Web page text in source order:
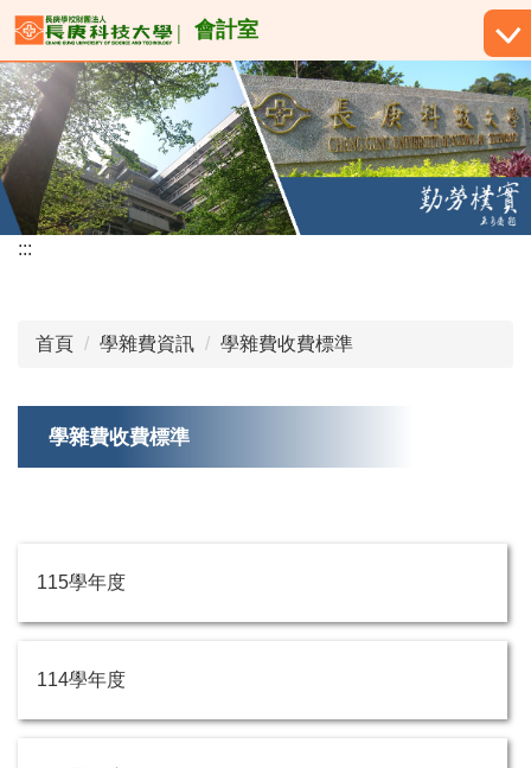
跳
到
主
要
內
容
會計室
:::
首頁 學雜費資訊 學雜費收費標準
學雜費收費標準
115學年度
114學年度